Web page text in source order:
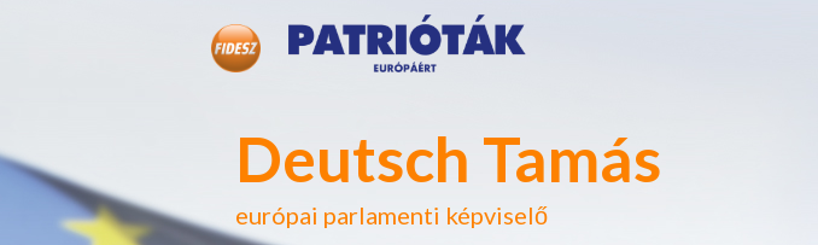
Deutsch Tamás
európai parlamenti képviselő